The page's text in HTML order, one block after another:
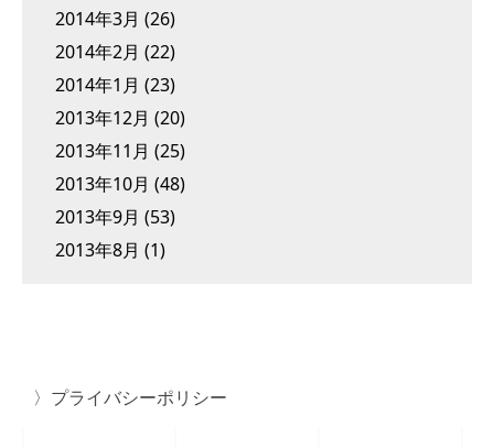
2014年3月 (26)
2014年2月 (22)
2014年1月 (23)
2013年12月 (20)
2013年11月 (25)
2013年10月 (48)
2013年9月 (53)
2013年8月 (1)
プライバシーポリシー